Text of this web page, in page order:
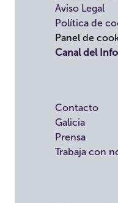
Aviso Legal
Política de
Panel de
Canal del
Contacto
Galicia
Prensa
Trabaja con